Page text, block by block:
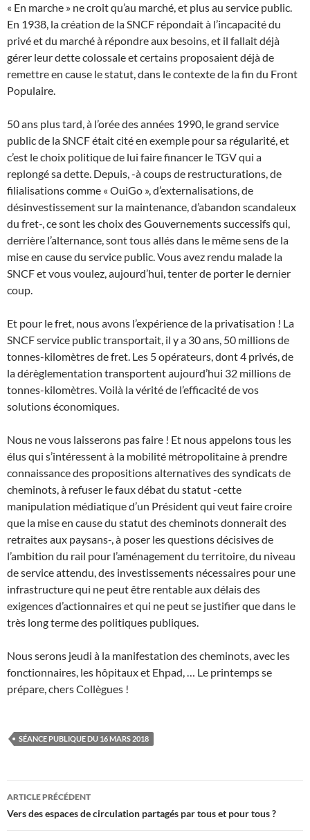
« En marche » ne croit qu’au marché, et plus au service public.
En 1938, la création de la SNCF répondait à l’incapacité du
privé et du marché à répondre aux besoins, et il fallait déjà
gérer leur dette colossale et certains proposaient déjà de
remettre en cause le statut, dans le contexte de la fin du Front
Populaire.
50 ans plus tard, à l’orée des années 1990, le grand service
public de la SNCF était cité en exemple pour sa régularité, et
c’est le choix politique de lui faire financer le TGV qui a
replongé sa dette. Depuis, -à coups de restructurations, de
filialisations comme « OuiGo », d’externalisations, de
désinvestissement sur la maintenance, d’abandon scandaleux
du fret-, ce sont les choix des Gouvernements successifs qui,
derrière l’alternance, sont tous allés dans le même sens de la
mise en cause du service public. Vous avez rendu malade la
SNCF et vous voulez, aujourd’hui, tenter de porter le dernier
coup.
Et pour le fret, nous avons l’expérience de la privatisation ! La
SNCF service public transportait, il y a 30 ans, 50 millions de
tonnes-kilomètres de fret. Les 5 opérateurs, dont 4 privés, de
la dérèglementation transportent aujourd’hui 32 millions de
tonnes-kilomètres. Voilà la vérité de l’efficacité de vos
solutions économiques.
Nous ne vous laisserons pas faire ! Et nous appelons tous les
élus qui s’intéressent à la mobilité métropolitaine à prendre
connaissance des propositions alternatives des syndicats de
cheminots, à refuser le faux débat du statut -cette
manipulation médiatique d’un Président qui veut faire croire
que la mise en cause du statut des cheminots donnerait des
retraites aux paysans-, à poser les questions décisives de
l’ambition du rail pour l’aménagement du territoire, du niveau
de service attendu, des investissements nécessaires pour une
infrastructure qui ne peut être rentable aux délais des
exigences d’actionnaires et qui ne peut se justifier que dans le
très long terme des politiques publiques.
Nous serons jeudi à la manifestation des cheminots, avec les
fonctionnaires, les hôpitaux et Ehpad, … Le printemps se
prépare, chers Collègues !
SÉANCE PUBLIQUE DU 16 MARS 2018
Navigation
des
ARTICLE PRÉCÉDENT
Vers des espaces de circulation partagés par tous et pour tous ?